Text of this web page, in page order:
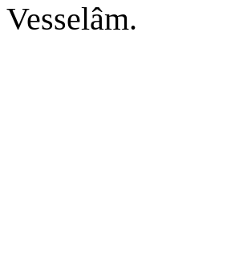
Vesselâm.